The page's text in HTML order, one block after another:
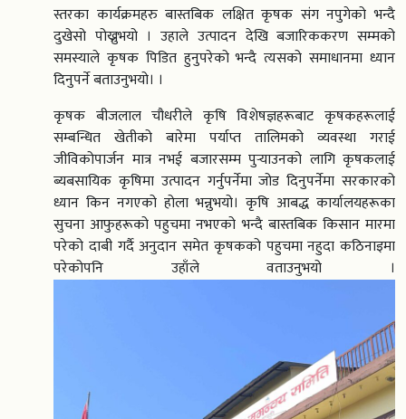
स्तरका कार्यक्रमहरु बास्तबिक लक्षित कृषक संग नपुगेको भन्दै
दुखेसो पोख्नुभयो । उहाले उत्पादन देखि बजारिककरण सम्मको
समस्याले कृषक पिडित हुनुपरेको भन्दै त्यसको समाधानमा ध्यान
दिनुपर्ने बताउनुभयो। ।
कृषक बीजलाल चौधरीले कृषि विशेषज्ञहरूबाट कृषकहरूलाई
सम्बन्धित खेतीको बारेमा पर्याप्त तालिमको व्यवस्था गराई
जीविकोपार्जन मात्र नभई बजारसम्म पुर्‍याउनको लागि कृषकलाई
ब्यबसायिक कृषिमा उत्पादन गर्नुपर्नेमा जोड दिनुपर्नेमा सरकारको
ध्यान किन नगएको होला भन्नुभयो। कृषि आबद्ध कार्यालयहरूका
सुचना आफुहरूको पहुचमा नभएको भन्दै बास्तबिक किसान मारमा
परेको दाबी गर्दै अनुदान समेत कृषकको पहुचमा नहुदा कठिनाइमा
परेकोपनि उहाँले वताउनुभयो ।